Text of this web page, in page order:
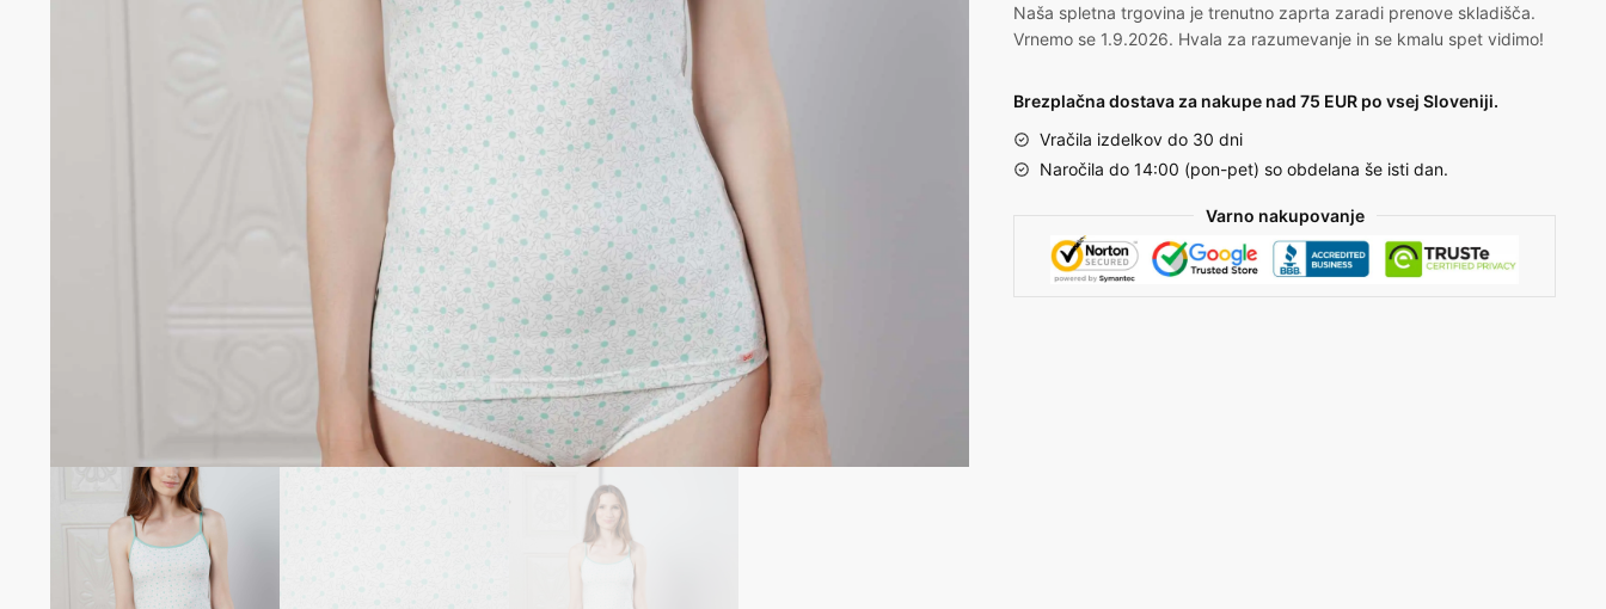
Naša spletna trgovina je trenutno zaprta zaradi prenove skladišča.
Vrnemo se 1.9.2026. Hvala za razumevanje in se kmalu spet vidimo!
Brezplačna dostava za nakupe nad 75 EUR po vsej Sloveniji.
Vračila izdelkov do 30 dni
Naročila do 14:00 (pon-pet) so obdelana še isti dan.
Varno nakupovanje